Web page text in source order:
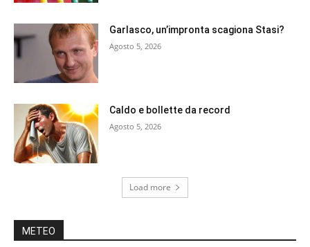
Garlasco, un’impronta scagiona Stasi?
Agosto 5, 2026
Caldo e bollette da record
Agosto 5, 2026
Load more
METEO